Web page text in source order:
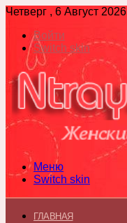
Четверг , 6 Август 2026
Войти
Switch skin
Меню
Switch skin
ГЛАВНАЯ